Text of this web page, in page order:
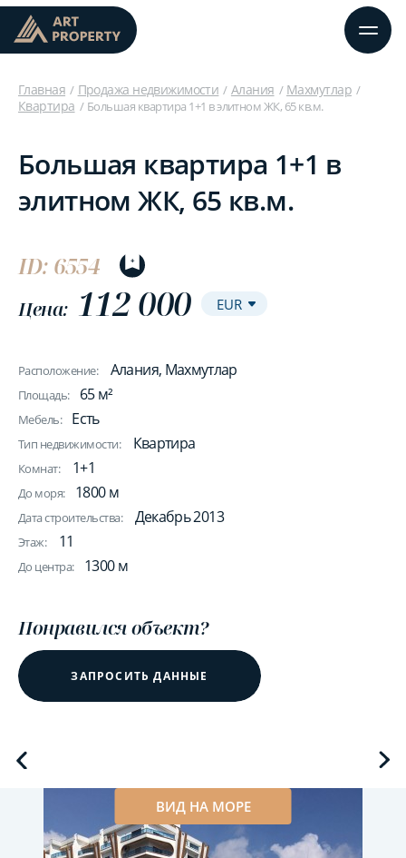
Главная Продажа недвижимости Алания
Махмутлар
Квартира
Большая квартира 1+1 в элитном ЖК, 65 кв.м.
Большая квартира 1+1 в
элитном ЖК, 65 кв.м.
ID: 6554
Цена: 112 000
Расположение: Алания, Махмутлар
Площадь: 65 м²
Мебель: Есть
Тип недвижимости: Квартира
Комнат: 1+1
До моря: 1800 м
Дата строительства: Декабрь 2013
Этаж: 11
До центра: 1300 м
Понравился объект?
ЗАПРОСИТЬ ДАННЫЕ
ВИД НА МОРЕ